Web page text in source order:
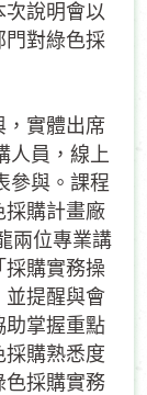
次說明會以
門對綠色採
實體出席
人員，線上
參與。課程
採購計畫廠
兩位專業講
採購實務操
提醒與會
助掌握重點
購熟悉度
色採購實務